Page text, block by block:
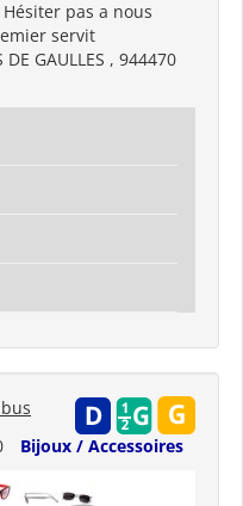
Hésiter pas a nous
servit
GAULLES , 944470
Bijoux / Accessoires